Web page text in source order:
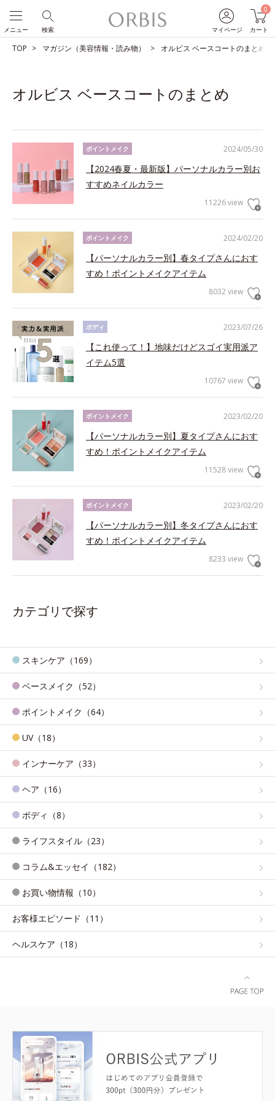
マイページ
0
カート
検索
メニュー
TOP マガジン（美容情報・読み物） オルビス ベースコートのまとめ
オルビス ベースコートのまとめ
2024/05/30
ポイントメイク
【2024春夏・最新版】パーソナルカラー別お
すすめネイルカラー
11226 view
2024/02/20
ポイントメイク
【パーソナルカラー別】春タイプさんにおす
すめ！ポイントメイクアイテム
8032 view
2023/07/26
ボディ
【これ使って！】地味だけどスゴイ実用派ア
イテム5選
10767 view
2023/02/20
ポイントメイク
【パーソナルカラー別】夏タイプさんにおす
すめ！ポイントメイクアイテム
11528 view
2023/02/20
ポイントメイク
【パーソナルカラー別】冬タイプさんにおす
すめ！ポイントメイクアイテム
8233 view
カテゴリで探す
スキンケア（169）
ベースメイク（52）
ポイントメイク（64）
UV（18）
インナーケア（33）
ヘア（16）
ボディ（8）
ライフスタイル（23）
コラム&エッセイ（182）
お買い物情報（10）
お客様エピソード（11）
ヘルスケア（18）